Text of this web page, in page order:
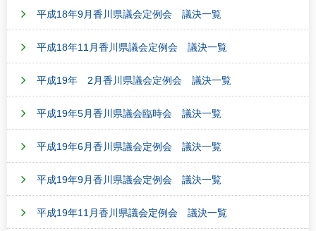
平成18年9月香川県議会定例会 議決一覧
平成18年11月香川県議会定例会 議決一覧
平成19年 2月香川県議会定例会 議決一覧
平成19年5月香川県議会臨時会 議決一覧
平成19年6月香川県議会定例会 議決一覧
平成19年9月香川県議会定例会 議決一覧
平成19年11月香川県議会定例会 議決一覧